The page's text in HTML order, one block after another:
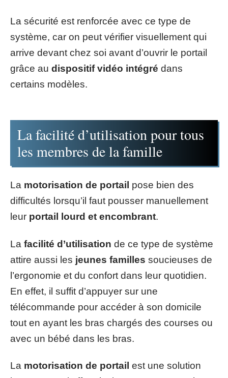
La sécurité est renforcée avec ce type de
système, car on peut vérifier visuellement qui
arrive devant chez soi avant d’ouvrir le portail
grâce au dispositif vidéo intégré dans
certains modèles.
La facilité d’utilisation pour tous
les membres de la famille
La motorisation de portail pose bien des
difficultés lorsqu’il faut pousser manuellement
leur portail lourd et encombrant.
La facilité d’utilisation de ce type de système
attire aussi les jeunes familles soucieuses de
l’ergonomie et du confort dans leur quotidien.
En effet, il suffit d’appuyer sur une
télécommande pour accéder à son domicile
tout en ayant les bras chargés des courses ou
avec un bébé dans les bras.
La motorisation de portail est une solution